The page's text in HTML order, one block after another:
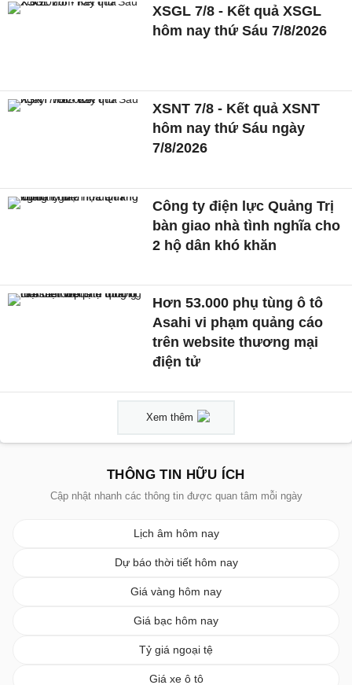
XSGL 7/8 - Kết quả XSGL
hôm nay thứ Sáu 7/8/2026
XSNT 7/8 - Kết quả XSNT
hôm nay thứ Sáu ngày
7/8/2026
Công ty điện lực Quảng Trị
bàn giao nhà tình nghĩa cho
2 hộ dân khó khăn
Hơn 53.000 phụ tùng ô tô
Asahi vi phạm quảng cáo
trên website thương mại
điện tử
Xem thêm
THÔNG TIN HỮU ÍCH
Cập nhật nhanh các thông tin được quan tâm mỗi ngày
Lịch âm hôm nay
Dự báo thời tiết hôm nay
Giá vàng hôm nay
Giá bạc hôm nay
Tỷ giá ngoại tệ
Giá xe ô tô